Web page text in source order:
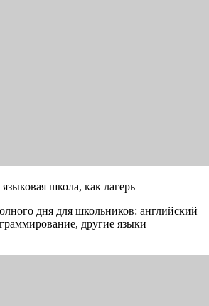
школа, как лагерь
дня для школьников: английский
другие языки